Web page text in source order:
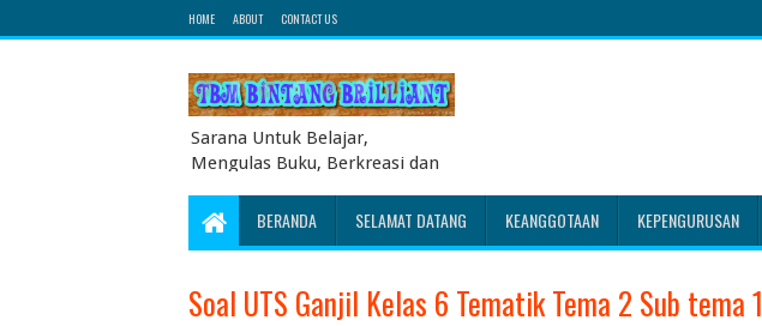
HOME ABOUT CONTACT US
Sarana Untuk Belajar,
Mengulas Buku, Berkreasi dan
Energi Literasi Berbagai soal
ujian sekolah dasar juga
BERANDA SELAMAT DATANG KEANGGOTAAN KEPENGURUSAN
Soal UTS Ganjil Kelas 6 Tematik Tema 2 Sub tema 1